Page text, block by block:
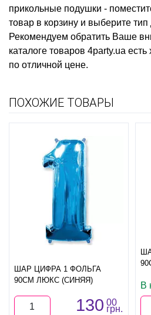
прикольные подушки -
товар в корзину и выберите
Рекомендуем обратить Ваше
каталоге товаров 4party.ua есть
по отличной цене.
ПОХОЖИЕ ТОВАРЫ
ШАР ЦИФРА 1 ФОЛЬГА
90СМ ЛЮКС (СИНЯЯ)
130 00
грн.
В